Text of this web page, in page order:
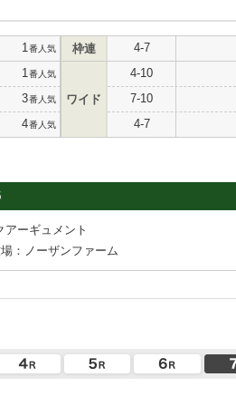
1 番人気
1 番人気
3番人気
4番人気
枠連 4-7
ワイド
4-10
7-10
4-7
アーギュメント
：ノーザンファーム